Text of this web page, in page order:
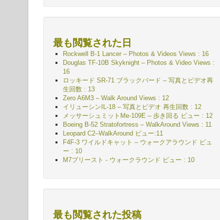
最も閲覧された日
Rockwell B-1 Lancer – Photos & Videos Views : 16
Douglas TF-10B Skyknight – Photos & Video Views :
16
ロッキード SR-71 ブラックバード – 写真とビデオ再
生回数 : 13
Zero A6M3 – Walk Around Views : 12
イリューシンIL-18 – 写真とビデオ 再生回数 : 12
メッサーシュミットMe-109E – 歩き回る ビュー : 12
Boeing B-52 Stratofortress – WalkAround Views : 11
Leopard C2–WalkAround ビュー:11
F4F-3 ワイルドキャット – ウォークアラウンド ビュ
ー : 10
M7プリースト - ウォークラウンド ビュー : 10
最も閲覧された投稿